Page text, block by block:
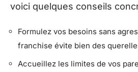
voici quelques conseils
Formulez vos besoins sans
franchise évite bien des
Accueillez les limites de vos